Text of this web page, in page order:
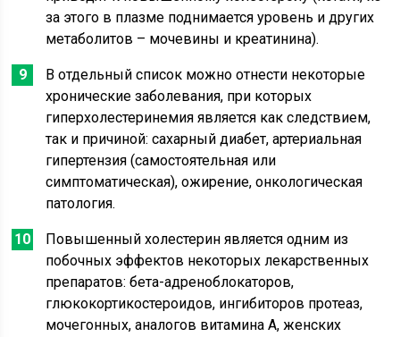
за этого в плазме поднимается уровень и других
метаболитов – мочевины и креатинина).
В отдельный список можно отнести некоторые
хронические заболевания, при которых
гиперхолестеринемия является как следствием,
так и причиной: сахарный диабет, артериальная
гипертензия (самостоятельная или
симптоматическая), ожирение, онкологическая
патология.
Повышенный холестерин является одним из
побочных эффектов некоторых лекарственных
препаратов: бета-адреноблокаторов,
глюкокортикостероидов, ингибиторов протеаз,
мочегонных, аналогов витамина A, женских